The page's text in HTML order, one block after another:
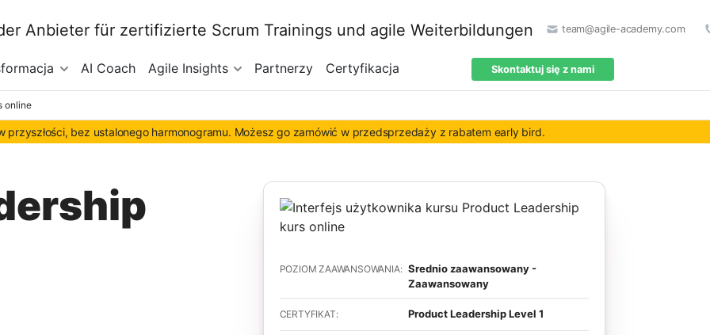
team@agile-academy.com
AI Coach Agile Insights Partnerzy Certyfikacja Skontaktuj się z nami
online
przyszłości, bez ustalonego harmonogramu. Możesz go zamówić w przedsprzedaży z rabatem early bird.
POZIOM ZAAWANSOWANIA: Srednio zaawansowany -
Zaawansowany
CERTYFIKAT: Product Leadership Level 1